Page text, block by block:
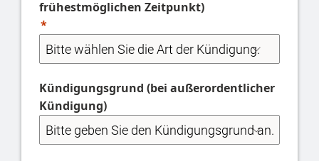
frühestmöglichen Zeitpunkt)
Kündigungsgrund (bei außerordentlicher
Kündigung)